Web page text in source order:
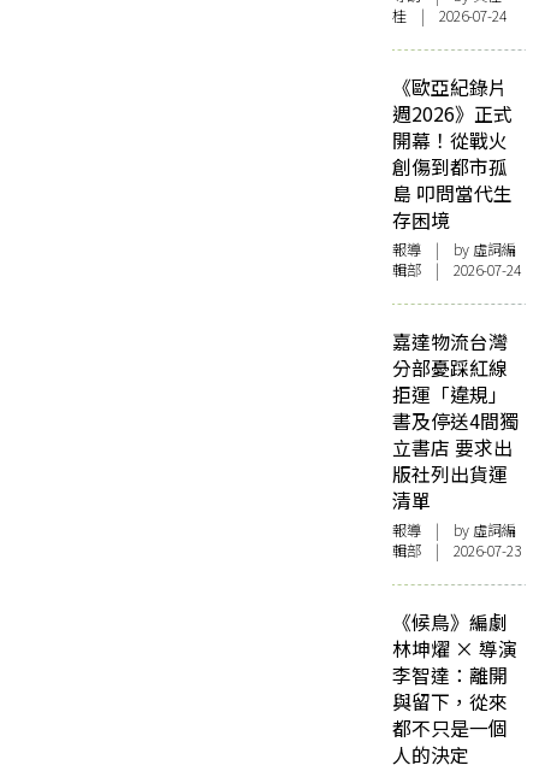
桂 | 2026-07-24
《歐亞紀錄片
週2026》正式
開幕！從戰火
創傷到都市孤
島 叩問當代生
存困境
報導 | by 虛詞編
輯部 | 2026-07-24
嘉達物流台灣
分部憂踩紅線
拒運「違規」
書及停送4間獨
立書店 要求出
版社列出貨運
清單
報導 | by 虛詞編
輯部 | 2026-07-23
《候鳥》編劇
林坤燿 × 導演
李智達：離開
與留下，從來
都不只是一個
人的決定